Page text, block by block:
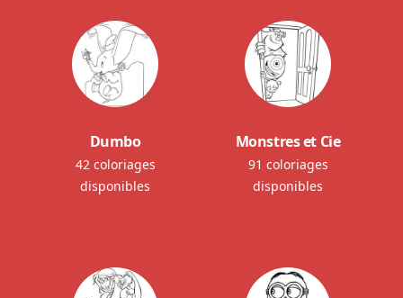
Dumbo
42 coloriages
disponibles
Monstres et Cie
91 coloriages
disponibles